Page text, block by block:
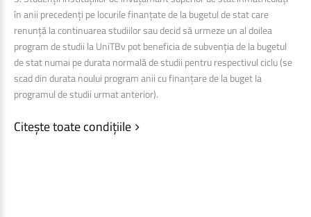
în anii precedenți pe locurile finanțate de la bugetul de stat care
renunță la continuarea studiilor sau decid să urmeze un al doilea
program de studii la UniTBv pot beneficia de subvenția de la bugetul
de stat numai pe durata normală de studii pentru respectivul ciclu (se
scad din durata noului program anii cu finanțare de la buget la
programul de studii urmat anterior).
Citește toate condițiile